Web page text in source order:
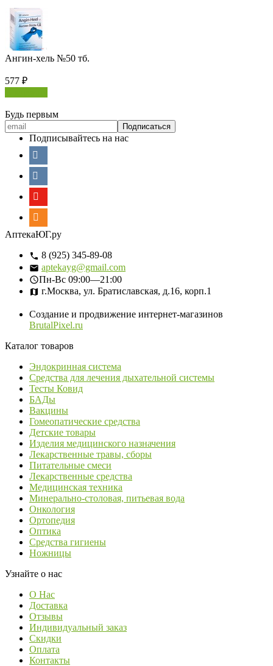
Ангин-хель №50 тб.
577 ₽
Будь первым
Подписывайтесь на нас
АптекаЮГ.ру
8 (925) 345-89-08
aptekayg@gmail.com
Пн-Вс 09:00—21:00
г.Москва, ул. Братиславская, д.16, корп.1
Создание и продвижение интернет-магазинов
BrutalPixel.ru
Каталог товаров
Эндокринная система
Средства для лечения дыхательной системы
Тесты Ковид
БАДы
Вакцины
Гомеопатические средства
Детские товары
Изделия медицинского назначения
Лекарственные травы, сборы
Питательные смеси
Лекарственные средства
Медицинская техника
Минерально-столовая, питьевая вода
Онкология
Ортопедия
Оптика
Средства гигиены
Ножницы
Узнайте о нас
О Нас
Доставка
Отзывы
Индивидуальный заказ
Скидки
Оплата
Контакты